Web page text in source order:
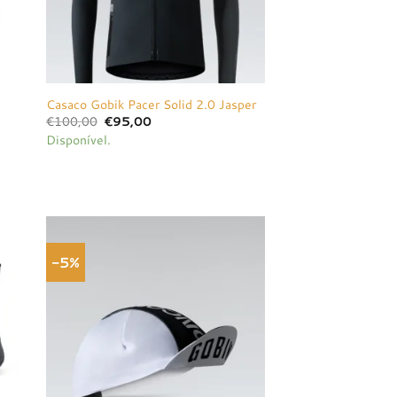
Casaco Gobik Pacer Solid 2.0 Jasper
€100,00 O
preço
original
€95,00O
Disponível.
-5%